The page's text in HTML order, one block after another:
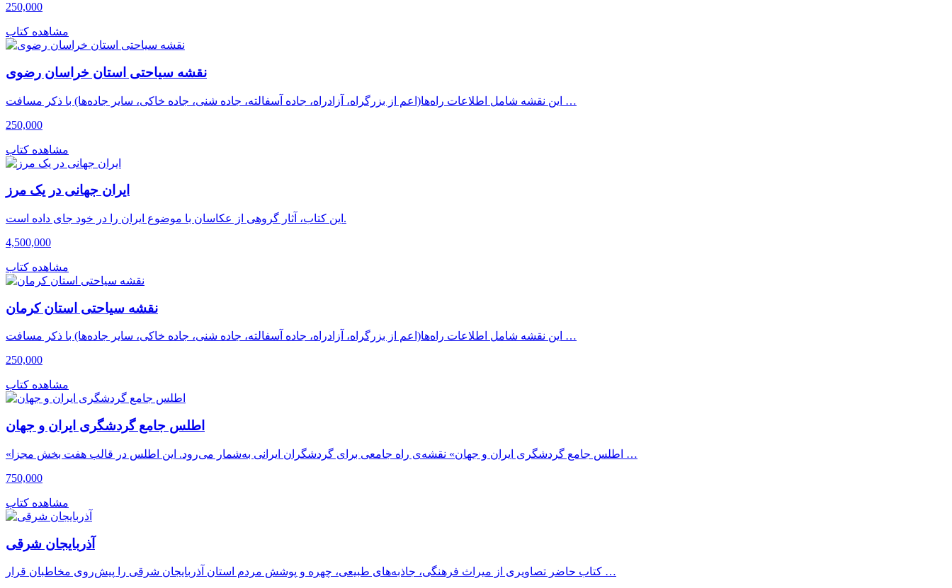
250,000
مشاهده کتاب
نقشه سیاحتی استان خراسان رضوى
این نقشه شامل اطلاعات راه‌ها(اعم از بزرگراه، آزادراه، جاده آسفالته، جاده شنی، جاده خاکی، سایر جاده‌ها) با ذکر مسافت …
250,000
مشاهده کتاب
ایران جهانی در یک مرز
این کتاب، آثار گروهی از عکاسان با موضوع ایران را در خود جای داده است.
4,500,000
مشاهده کتاب
نقشه سیاحتی استان کرمان
این نقشه شامل اطلاعات راه‌ها(اعم از بزرگراه، آزادراه، جاده آسفالته، جاده شنی، جاده خاکی، سایر جاده‌ها) با ذکر مسافت …
250,000
مشاهده کتاب
اطلس جامع گردشگری ایران و جهان
«اطلس جامع گردشگری ایران و جهان» نقشه‌ی راه جامعی برای گردشگران ایرانی به‌شمار می‌رود. این اطلس در قالب هفت بخش مجزا …
750,000
مشاهده کتاب
آذربایجان شرقی
کتاب حاضر تصاویری از میراث فرهنگی، جاذبه‌های طبیعی، چهره و پوشش مردم استان آذربایجان شرقی را پیش‌روی مخاطبان قرار …